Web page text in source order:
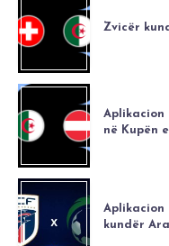
Zvicër
Aplikacion
në Kupën
Aplikacion
kundër